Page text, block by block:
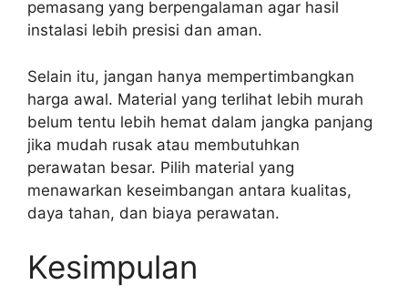
pemasang yang berpengalaman agar hasil
instalasi lebih presisi dan aman.
Selain itu, jangan hanya mempertimbangkan
harga awal. Material yang terlihat lebih murah
belum tentu lebih hemat dalam jangka panjang
jika mudah rusak atau membutuhkan
perawatan besar. Pilih material yang
menawarkan keseimbangan antara kualitas,
daya tahan, dan biaya perawatan.
Kesimpulan